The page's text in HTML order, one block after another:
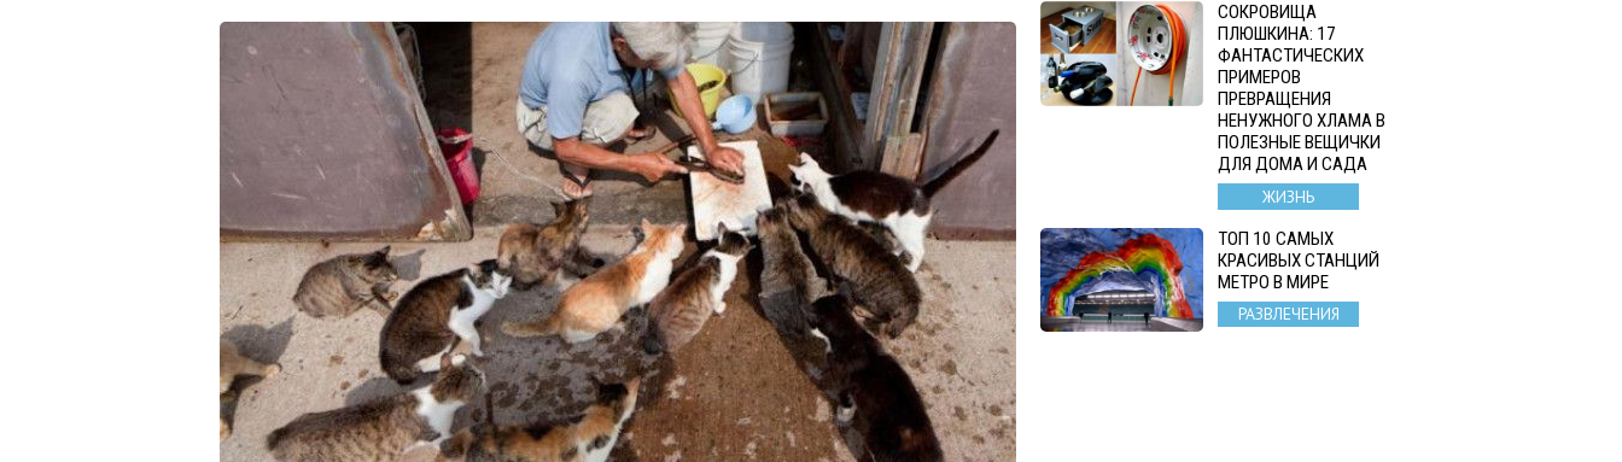
СОКРОВИЩА
ПЛЮШКИНА: 17
ФАНТАСТИЧЕСКИХ
ПРИМЕРОВ
ПРЕВРАЩЕНИЯ
НЕНУЖНОГО ХЛАМА В
ПОЛЕЗНЫЕ ВЕЩИЧКИ
ДЛЯ ДОМА И САДА
ЖИЗНЬ
ТОП 10 САМЫХ
КРАСИВЫХ СТАНЦИЙ
МЕТРО В МИРЕ
РАЗВЛЕЧЕНИЯ